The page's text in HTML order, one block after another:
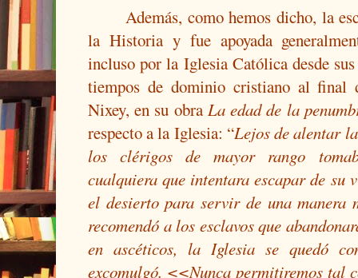
Además, como hemos dicho, la
la Historia y fue apoyada
incluso por la Iglesia Católica desde
tiempos de dominio cristiano al final
Nixey, en su obraLa edad de la
respecto a la Iglesia: “Lejos de alentar
los clérigos de mayor rango
cualquiera que intentara escapar de su
el desierto para servir de una manera
recomendó a los esclavos que
en ascéticos, la Iglesia se quedó
excomulgó. <<Nunca permitiremos tal